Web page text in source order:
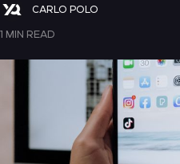
CARLO POLO
1 MIN READ